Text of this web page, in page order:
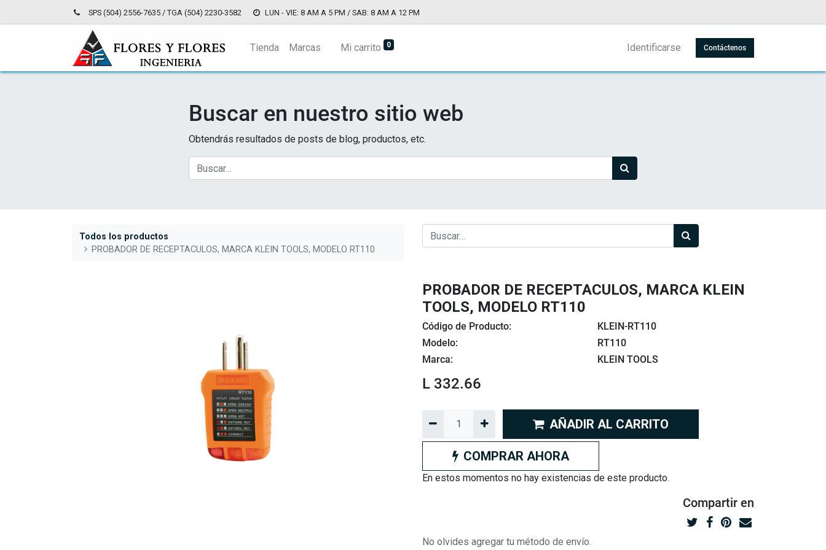
SPS (504) 2556-7635 / TGA (504) 2230-3582 LUN - VIE: 8 AM A 5 PM / SAB: 8 AM A 12 PM
Tienda Marcas Mi carrito 0 Identificarse Contáctenos
Buscar en nuestro sitio web
Obtendrás resultados de posts de blog, productos, etc.
Todos los productos
PROBADOR DE RECEPTACULOS, MARCA KLEIN TOOLS, MODELO RT110
PROBADOR DE RECEPTACULOS, MARCA KLEIN
TOOLS, MODELO RT110
Código de Producto:
KLEIN-RT110
Modelo:
RT110
Marca:
KLEIN TOOLS
L 332.66
AÑADIR AL CARRITO
COMPRAR AHORA
En estos momentos no hay existencias de este producto.
Compartir en
No olvides agregar tu método de envío.